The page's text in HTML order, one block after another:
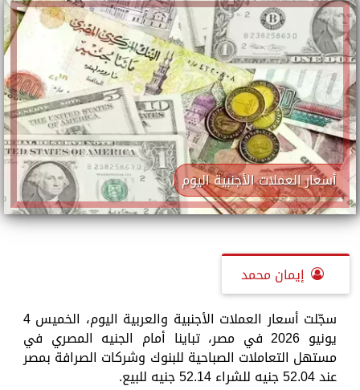
أسعار العملات الأجنبية اليوم
إيمان محمد
سجّلت أسعار العملات الأجنبية والعربية اليوم، الخميس 4
يونيو 2026 في مصر، تباينا أمام الجنيه المصري في
مستهل التعاملات الصباحية للبنوك وشركات الصرافة بمصر
عند 52.04 جنيه للشراء 52.14 جنيه للبيع.